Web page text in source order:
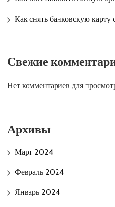
Как снять банковскую карту
Свежие
Нет комментариев для
Архивы
Март 2024
Февраль 2024
Январь 2024